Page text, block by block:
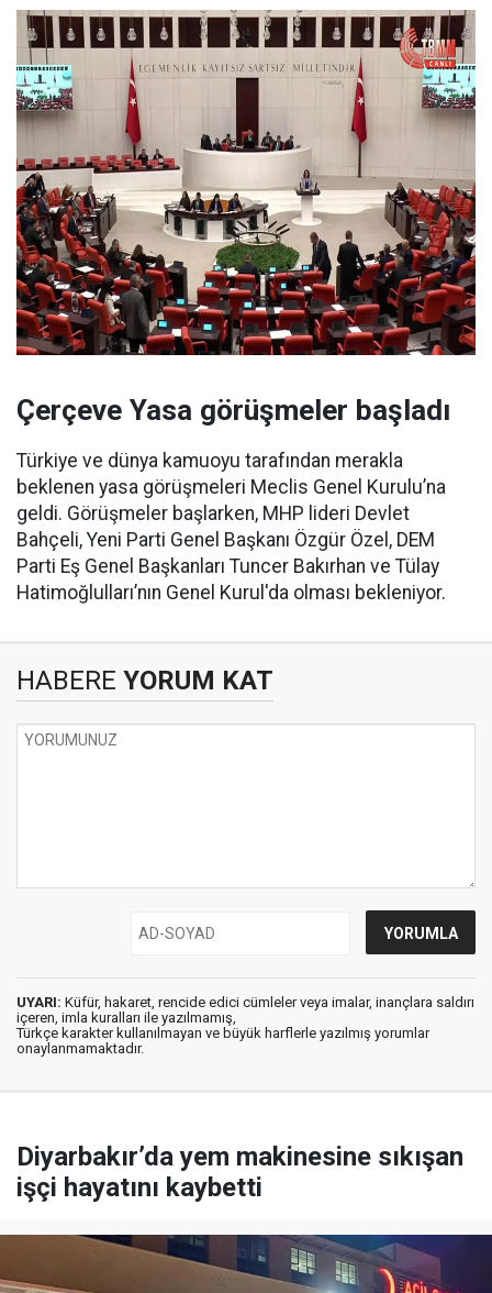
Çerçeve Yasa görüşmeler başladı
Türkiye ve dünya kamuoyu tarafından merakla
beklenen yasa görüşmeleri Meclis Genel Kurulu’na
geldi. Görüşmeler başlarken, MHP lideri Devlet
Bahçeli, Yeni Parti Genel Başkanı Özgür Özel, DEM
Parti Eş Genel Başkanları Tuncer Bakırhan ve Tülay
Hatimoğlulları’nın Genel Kurul'da olması bekleniyor.
HABERE YORUM KAT
UYARI: Küfür, hakaret, rencide edici cümleler veya imalar, inançlara saldırı
içeren, imla kuralları ile yazılmamış,
Türkçe karakter kullanılmayan ve büyük harflerle yazılmış yorumlar
onaylanmamaktadır.
Diyarbakır’da yem makinesine sıkışan
işçi hayatını kaybetti